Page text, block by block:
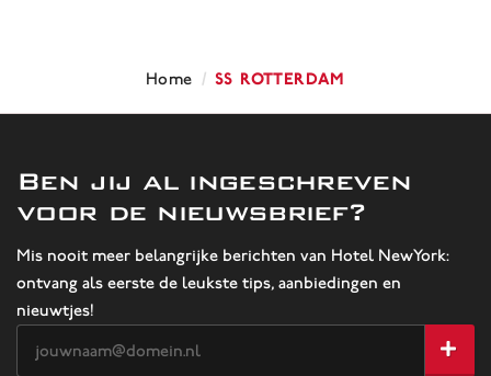
Home / ss Rotterdam
Ben jij al ingeschreven
voor de nieuwsbrief?
Mis nooit meer belangrijke berichten van Hotel NewYork:
ontvang als eerste de leukste tips, aanbiedingen en
nieuwtjes!